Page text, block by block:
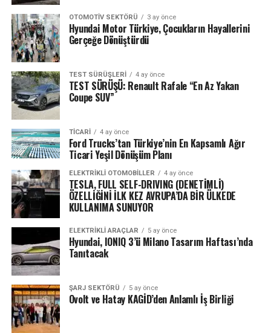
OTOMOTIV SEKTÖRÜ 3 ay önce
Hyundai Motor Türkiye, Çocukların Hayallerini
Gerçeğe Dönüştürdü
TEST SÜRÜŞLERI 4 ay önce
TEST SÜRÜŞÜ: Renault Rafale “En Az Yakan
Coupe SUV”
TICARI 4 ay önce
Ford Trucks’tan Türkiye’nin En Kapsamlı Ağır
Ticari Yeşil Dönüşüm Planı
ELEKTRIKLI OTOMOBILLER 4 ay önce
TESLA, FULL SELF-DRIVING (DENETİMLİ)
ÖZELLİĞİNİ İLK KEZ AVRUPA’DA BİR ÜLKEDE
KULLANIMA SUNUYOR
ELEKTRIKLI ARAÇLAR 5 ay önce
Hyundai, IONIQ 3’ü Milano Tasarım Haftası’nda
Tanıtacak
ŞARJ SEKTÖRÜ 5 ay önce
Ovolt ve Hatay KAGİD’den Anlamlı İş Birliği